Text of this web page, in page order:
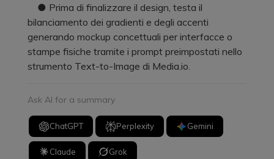
● Prima di finalizzare il design, testa il
bilanciamento dei gradienti e degli accenti
generando mockup concettuali per interfacce o
stampe fisiche tramite i prompt preimpostati nello
strumento Text-to-Image di Media.io.
Ask AI for a summary
ChatGPT Perplexity Gemini
Claude Grok